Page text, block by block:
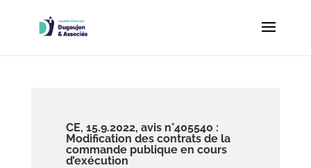
CE, 15.9.2022, avis n°405540 :
Modification des contrats de la
commande publique en cours
d’exécution